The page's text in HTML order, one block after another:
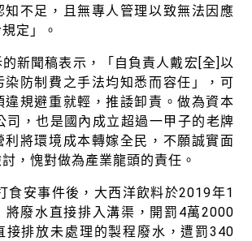
知不足，且無專人管理以致無法因應
定」。
新聞稿表示，「自負責人戴宏[全]以
染防制費之手法均知悉而容任」，可
違規避重就輕，推諉卸責。做為資本
司，也是國內成立超過一甲子的老牌
利將環境成本轉嫁全民，不願誠實面
，愧對做為產業龍頭的責任。
食安事件後，大西洋飲料於2019年1
將廢水直接排入溝渠，開罰4萬2000
接排放未處理的製程廢水，遭罰340